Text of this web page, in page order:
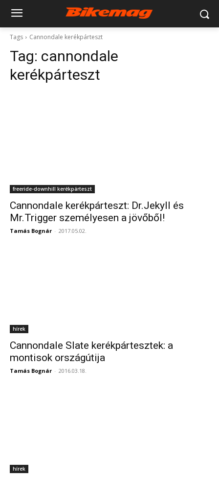
Tags Cannondale kerékpárteszt
Tag: cannondale
kerékpárteszt
freeride-downhill kerékpárteszt
Cannondale kerékpárteszt: Dr.Jekyll és
Mr.Trigger személyesen a jövőből!
Tamás Bognár - 2017.05.02.
hírek
Cannondale Slate kerékpártesztek: a
montisok országútija
Tamás Bognár - 2016.03.18.
hírek